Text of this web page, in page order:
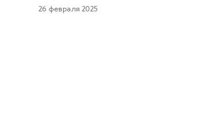
26 февраля 2025